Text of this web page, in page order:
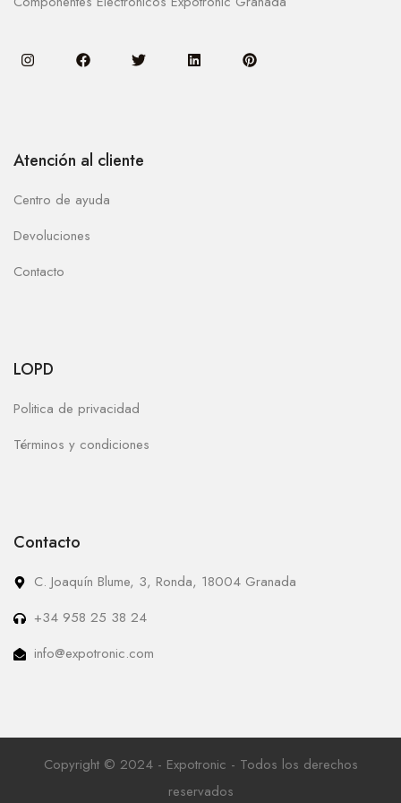
Atención al cliente
Centro de ayuda
Devoluciones
Contacto
LOPD
Politica de privacidad
Términos y condiciones
Contacto
C. Joaquín Blume, 3, Ronda, 18004 Granada
+34 958 25 38 24
info@expotronic.com
Copyright © 2024 - Expotronic - Todos los derechos
reservados